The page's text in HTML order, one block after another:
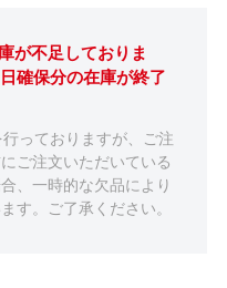
が不足しておりま
確保分の在庫が終了
っておりますが、ご注
ご注文いただいている
、一時的な欠品により
す。ご了承ください。